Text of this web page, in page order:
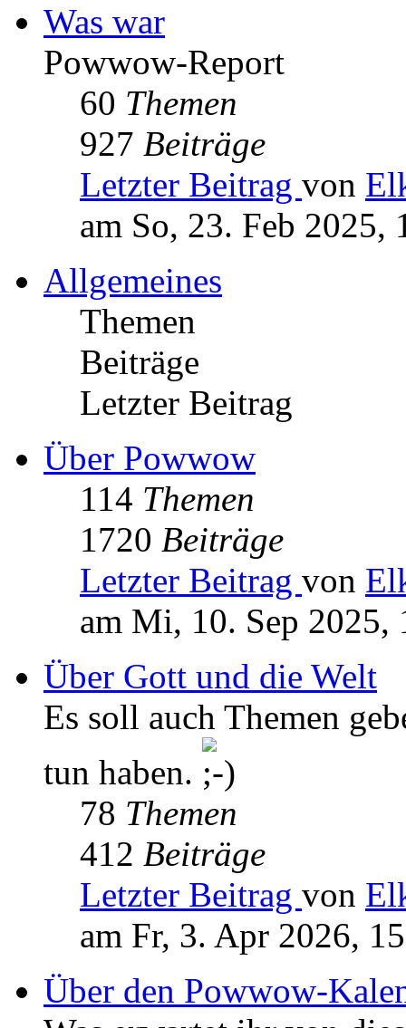
Was war
Powwow-Report
60 Themen
927 Beiträge
Letzter Beitrag von
am So, 23. Feb 2025,
Allgemeines
Themen
Beiträge
Letzter Beitrag
Über Powwow
114 Themen
1720 Beiträge
Letzter Beitrag von
am Mi, 10. Sep 2025,
Über Gott und die Welt
Es soll auch Themen
tun haben.
78 Themen
412 Beiträge
Letzter Beitrag von
am Fr, 3. Apr 2026,
Über den Powwow-